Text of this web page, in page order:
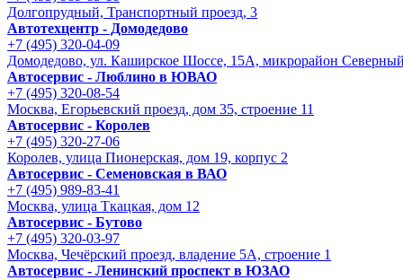
Долгопрудный, Транспортный проезд, 3
Автотехцентр - Домодедово
+7 (495) 320-04-09
Домодедово, ул. Каширское Шоссе, 15А, микрорайон
Автосервис - Люблино в ЮВАО
+7 (495) 320-08-54
Москва, Егорьевский проезд, дом 35, строение 11
Автосервис - Королев
+7 (495) 320-27-06
Королев, улица Пионерская, дом 19, корпус 2
Автосервис - Семеновская в ВАО
+7 (495) 989-83-41
Москва, улица Ткацкая, дом 12
Автосервис - Бутово
+7 (495) 320-03-97
Москва, Чечёрский проезд, владение 5А, строение 1
Автосервис - Ленинский проспект в ЮЗАО